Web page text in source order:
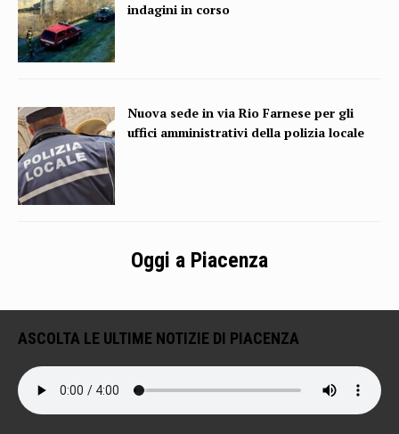
indagini in corso
Nuova sede in via Rio Farnese per gli
uffici amministrativi della polizia locale
Oggi a Piacenza
ASCOLTA LE ULTIME NOTIZIE DI PIACENZA